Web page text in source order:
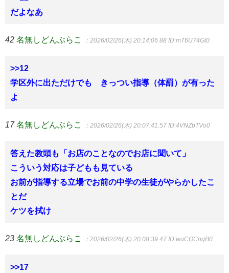
だよなあ
42 名無しどんぶらこ ：2026/02/26(木) 20:14:06.88 ID:mT6U74Gt0
>>12
学区外に出ただけでも きっつい指導（体罰）が有った
よ
17 名無しどんぶらこ ：2026/02/26(木) 20:07:41.57 ID:4VNZbTVo0
答えた教頭も「お店のことなのでお店に聞いて」
こういう対応は子どもも見ている
お前が指導する立場でお前の中学の生徒がやらかしたこ
とだ
ケツを拭け
23 名無しどんぶらこ ：2026/02/26(木) 20:08:39.47 ID:wuCQCnqB0
>>17